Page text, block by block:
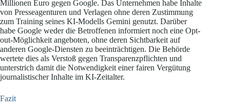
Millionen Euro gegen Google. Das Unternehmen habe Inhalte
von Presseagenturen und Verlagen ohne deren Zustimmung
zum Training seines KI-Modells Gemini genutzt. Darüber
habe Google weder die Betroffenen informiert noch eine Opt-
out-Möglichkeit angeboten, ohne deren Sichtbarkeit auf
anderen Google-Diensten zu beeinträchtigen. Die Behörde
wertete dies als Verstoß gegen Transparenzpflichten und
unterstrich damit die Notwendigkeit einer fairen Vergütung
journalistischer Inhalte im KI-Zeitalter.
Fazit